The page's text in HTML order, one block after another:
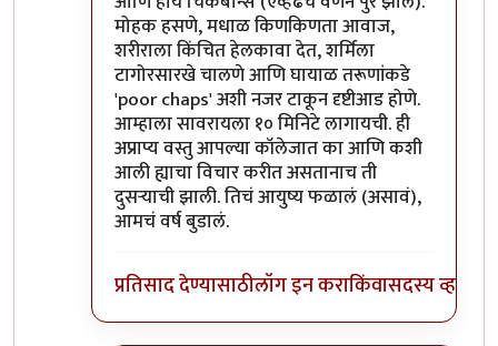
मोहक हसणे, मधाळ किणकिणता आवाज,
शरीराला किंचित हेलकावा देत, शर्मिला
टागोरसारखे चालणे आणि घायाळ तरूणांकडे
'poor chaps' अशी नजर टाकून दृष्टीआड होणे.
आम्हाला सावरायला १० मिनिटे लागायची. ही
अप्राप्य वस्तु आपल्या कॉलेजात का आणि कशी
आली ह्याचा विचार करीत असतानाच ती
दुसर्‍याची झाली. तिचं आयुष्य फळालं (असावं),
आमचं वर्ष बुडालं.
प्रतिसाद देण्यासाठीलॉग इन कराकिंवासदस्य व्हा